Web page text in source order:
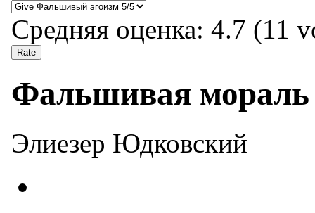
Средняя оценка: 4.7 (11
Фальшивая мораль
Элиезер Юдковский